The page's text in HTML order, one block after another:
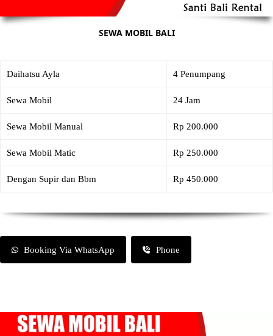
SEWA MOBIL BALI
Daihatsu Ayla 4 Penumpang
Sewa Mobil 24 Jam
Sewa Mobil Manual Rp 200.000
Sewa Mobil Matic Rp 250.000
Dengan Supir dan Bbm Rp 450.000
Booking Via WhatsApp Phone